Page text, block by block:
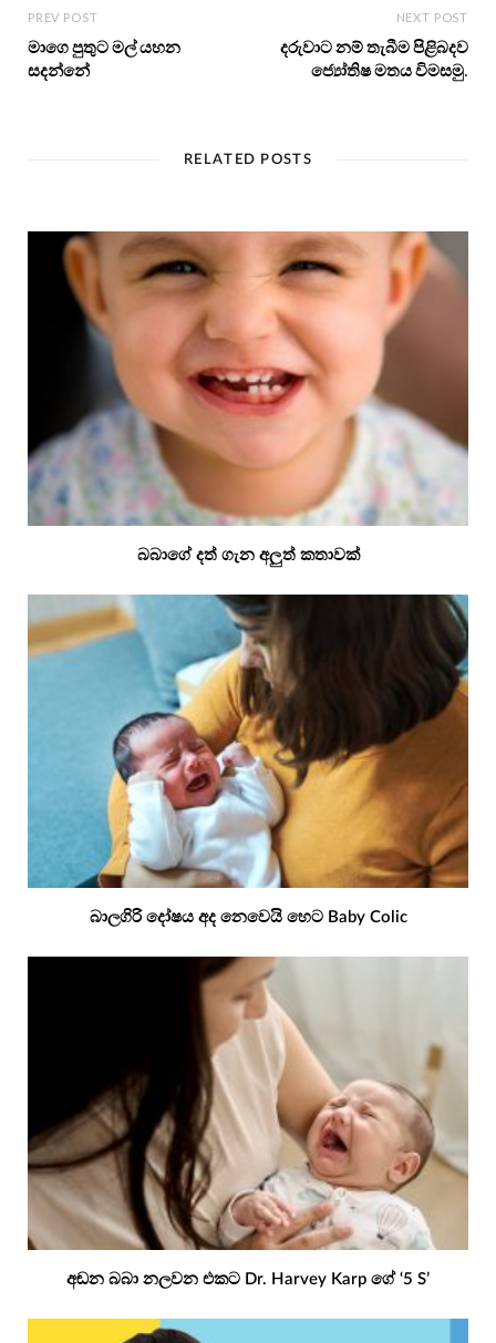
PREV POST
මාගෙ පුතුට මල් යහන
සදන්නේ
NEXT POST
දරුවාට නම් තැබීම පිළිබදව
ජ්‍යෝතිෂ මතය විමසමු.
RELATED POSTS
බබාගේ දත් ගැන අලුත් කතාවක්
බාලගිරි දෝෂය අද නෙවෙයි හෙට Baby Colic
අඬන බබා නලවන එකට Dr. Harvey Karp ගේ ‘5 S’